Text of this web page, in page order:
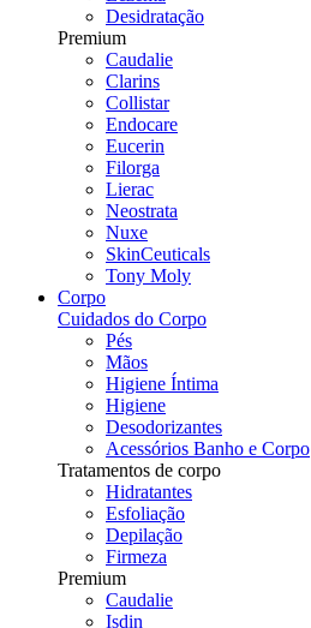
Desidratação
Premium
Caudalie
Clarins
Collistar
Endocare
Eucerin
Filorga
Lierac
Neostrata
Nuxe
SkinCeuticals
Tony Moly
Corpo
Cuidados do Corpo
Pés
Mãos
Higiene Íntima
Higiene
Desodorizantes
Acessórios Banho e Corpo
Tratamentos de corpo
Hidratantes
Esfoliação
Depilação
Firmeza
Premium
Caudalie
Isdin